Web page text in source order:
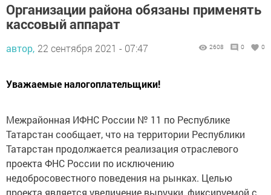
Организации района обязаны применять
кассовый аппарат
автор, 22 сентября 2021 - 07:47 2608 0 0
Уважаемые налогоплательщики!
Межрайонная ИФНС России № 11 по Республике
Татарстан сообщает, что на территории Республики
Татарстан продолжается реализация отраслевого
проекта ФНС России по исключению
недобросовестного поведения на рынках. Целью
проекта является увеличение выручки, фиксируемой с